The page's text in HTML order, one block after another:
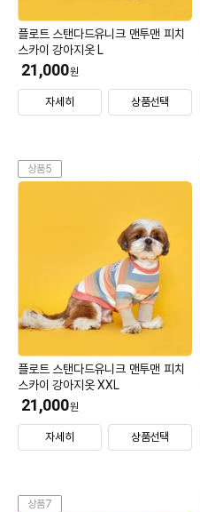
플로트 스탠다드유니크 맨투맨 피치
스카이 강아지옷 L
21,000원
자세히 상품선택
상품5
플로트 스탠다드유니크 맨투맨 피치
스카이 강아지옷 XXL
21,000원
자세히 상품선택
상품7